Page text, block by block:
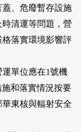
、危廢暫存設施
清運等問題，營
落實環境影響評
單位應在1號機
和落實情況按要
東核與輻射安全